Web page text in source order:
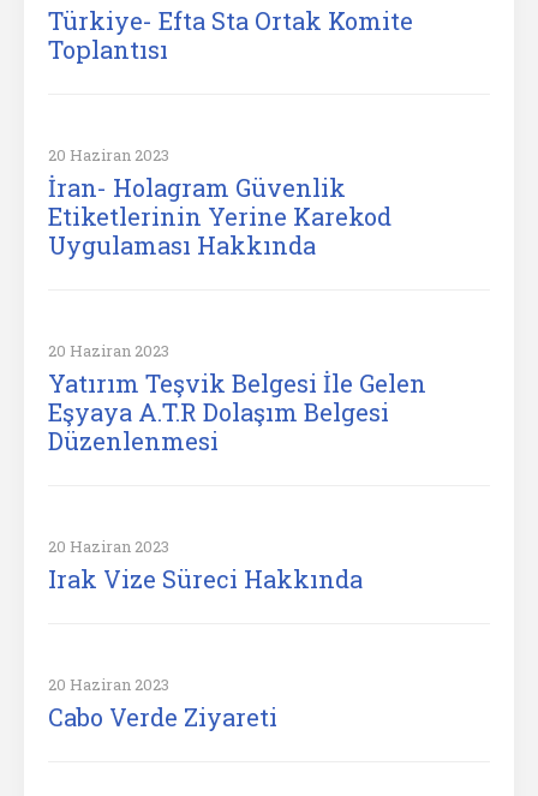
Türkiye- Efta Sta Ortak Komite
Toplantısı
20 Haziran 2023
İran- Holagram Güvenlik
Etiketlerinin Yerine Karekod
Uygulaması Hakkında
20 Haziran 2023
Yatırım Teşvik Belgesi İle Gelen
Eşyaya A.T.R Dolaşım Belgesi
Düzenlenmesi
20 Haziran 2023
Irak Vize Süreci Hakkında
20 Haziran 2023
Cabo Verde Ziyareti